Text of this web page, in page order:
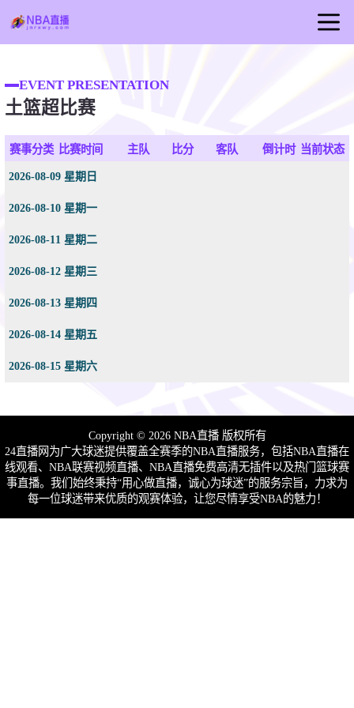
NBA直播
篮球直播
NBA视频
NBA新闻
EVENT PRESENTATION
土篮超比赛
赛事分类 比赛时间 主队 比分 客队 倒计时 当前状态
2026-08-09 星期日
2026-08-10 星期一
2026-08-11 星期二
2026-08-12 星期三
2026-08-13 星期四
2026-08-14 星期五
2026-08-15 星期六
Copyright © 2026 NBA直播 版权所有
24直播网为广大球迷提供覆盖全赛季的NBA直播服务，包括NBA直播在
线观看、NBA联赛视频直播、NBA直播免费高清无插件以及热门篮球赛
事直播。我们始终秉持“用心做直播，诚心为球迷”的服务宗旨，力求为
每一位球迷带来优质的观赛体验，让您尽情享受NBA的魅力！